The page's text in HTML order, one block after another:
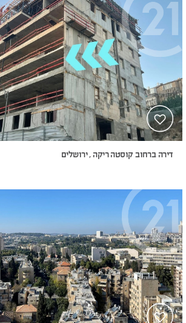
דירה ברחוב קוסטה ריקה , ירושלים